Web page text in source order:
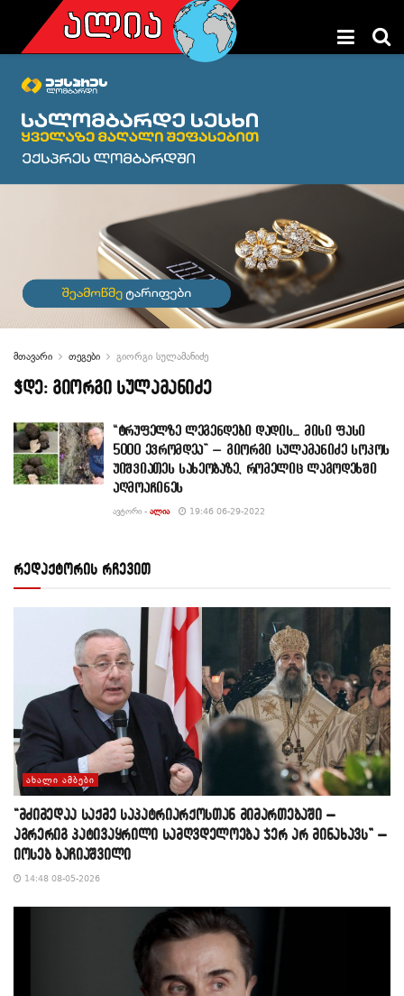
მთავარი თეგები გიორგი სულამანიძე
ჭდე: გიორგი სულამანიძე
“ტრუფელზე ლეგენდები დადის… მისი ფასი
5000 ევრომდეა” – გიორგი სულამანიძე სოკოს
უიშვიათეს სახეობაზე, რომელიც ლაგოდეხში
აღმოაჩინეს
ᲐᲕᲢᲝᲠᲘ - ᲐᲚᲘᲐ 19:46 06-29-2022
რედაქტორის რჩევით
ᲐᲮᲐᲚᲘ ᲐᲛᲑᲔᲑᲘ
“მძიმედაა საქმე საპატრიარქოსთან მიმართებაში –
აგრერიგ პატივაყრილი სამღვდელოება ჯერ არ მინახავს” –
იოსებ ბაჩიაშვილი
14:48 08-05-2026